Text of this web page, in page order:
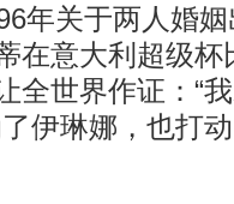
年关于两人婚
在意大利超级
全世界作证：“
伊琳娜，也打